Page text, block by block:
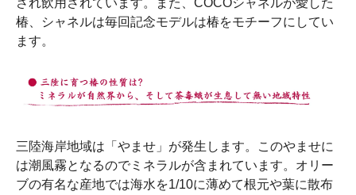
椿、シャネルは毎回記念モデルは椿をモチーフにしてい
ます。
三陸海岸地域は「やませ」が発生します。このやませに
は潮風霧となるのでミネラルが含まれています。オリー
ブの有名な産地では海水を1/10に薄めて根元や葉に散布